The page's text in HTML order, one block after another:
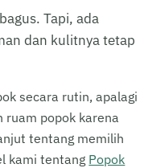
Tapi, ada
dan kulitnya tetap
secara rutin, apalagi
ruam popok karena
tentang memilih
kami tentang Popok